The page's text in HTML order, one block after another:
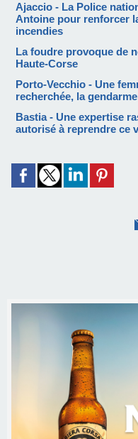
Ajaccio - La Police
Antoine pour renforcer
incendies
La foudre provoque de
Haute-Corse
Porto-Vecchio - Une
recherchée, la
Bastia - Une expertise
autorisé à reprendre ce